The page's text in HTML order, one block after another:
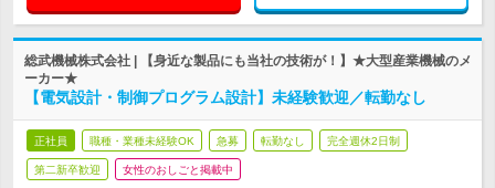
総武機械株式会社 | 【身近な製品にも当社の技術が！】★大型産業機械のメ
ーカー★
【電気設計・制御プログラム設計】未経験歓迎／転勤なし
正社員 職種・業種未経験OK 急募 転勤なし 完全週休2日制
第二新卒歓迎 女性のおしごと掲載中